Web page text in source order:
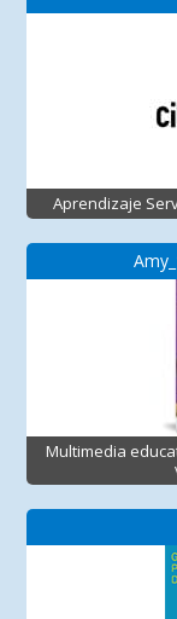
Aprendizaje
Multimedia